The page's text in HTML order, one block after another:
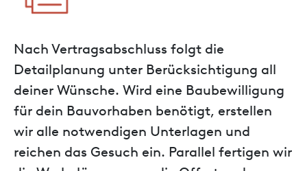
Nach Vertragsabschluss folgt die
Detailplanung unter Berücksichtigung all
deiner Wünsche. Wird eine Baubewilligung
für dein Bauvorhaben benötigt, erstellen
wir alle notwendigen Unterlagen und
reichen das Gesuch ein. Parallel fertigen wir